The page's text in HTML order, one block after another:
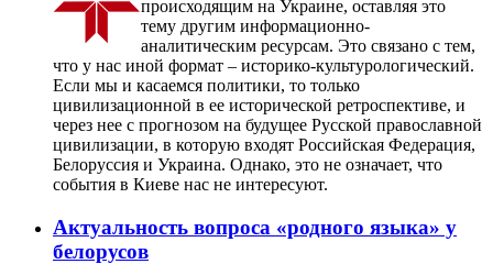
происходящим на Украине, оставляя это
тему другим информационно-
аналитическим ресурсам. Это связано с тем,
что у нас иной формат – историко-культурологический.
Если мы и касаемся политики, то только
цивилизационной в ее исторической ретроспективе, и
через нее с прогнозом на будущее Русской православной
цивилизации, в которую входят Российская Федерация,
Белоруссия и Украина. Однако, это не означает, что
события в Киеве нас не интересуют.
Актуальность вопроса «родного языка» у
белорусов